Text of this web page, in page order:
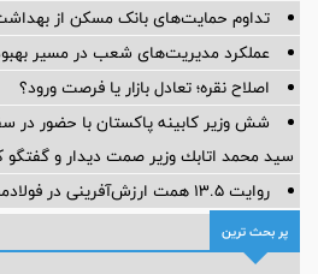
تداوم حمایت‌های بانک مسکن از
عملکرد مدیریت‌های شعب در مسیر
اصلاح نقره؛ تعادل بازار یا فرصت ورود؟
شش وزیر کابینه پاکستان با حضور در
سيد محمد اتابك وزير صمت ديدار و گفتگو
روایت ۱۳.۵ همت ارزش‌آفرینی در فولادمبارکه
پر بحث ترین